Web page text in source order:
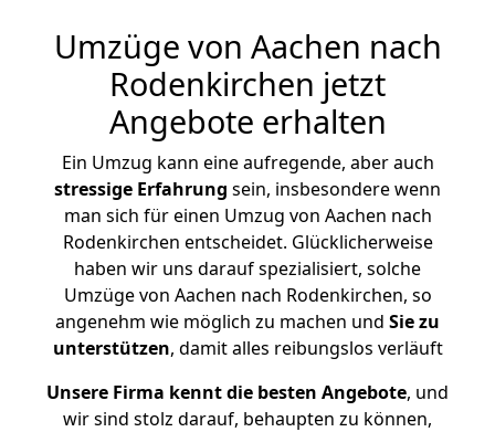
Umzüge von Aachen nach
Rodenkirchen jetzt
Angebote erhalten
Ein Umzug kann eine aufregende, aber auch
stressige Erfahrung sein, insbesondere wenn
man sich für einen Umzug von Aachen nach
Rodenkirchen entscheidet. Glücklicherweise
haben wir uns darauf spezialisiert, solche
Umzüge von Aachen nach Rodenkirchen, so
angenehm wie möglich zu machen und Sie zu
unterstützen, damit alles reibungslos verläuft
Unsere Firma kennt die besten Angebote, und
wir sind stolz darauf, behaupten zu können,